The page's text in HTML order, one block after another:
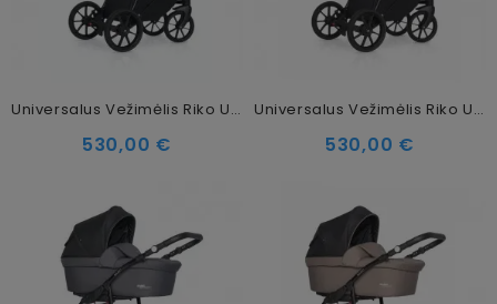
Universalus Vežimėlis Riko Ultima 2in1 Lagoon
530,00 €
Universalus Vežimėlis Riko Ultima 2in1 Niagara
530,00 €